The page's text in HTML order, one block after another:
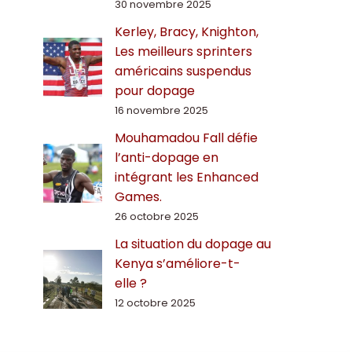
30 novembre 2025
Kerley, Bracy, Knighton,
Les meilleurs sprinters
américains suspendus
pour dopage
16 novembre 2025
Mouhamadou Fall défie
l’anti-dopage en
intégrant les Enhanced
Games.
26 octobre 2025
La situation du dopage au
Kenya s’améliore-t-
elle ?
12 octobre 2025